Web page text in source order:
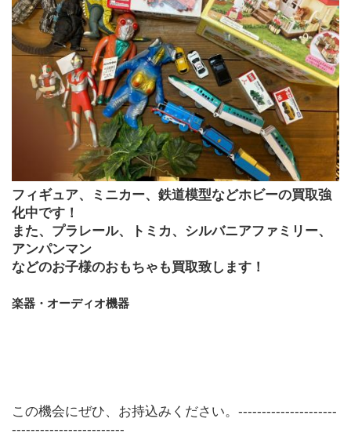
フィギュア、ミニカー、鉄道模型などホビーの買取強
化中です！
また、プラレール、トミカ、シルバニアファミリー、
アンパンマン
などのお子様のおもちゃも買取致します！
楽器・オーディオ機器
この機会にぜひ、お持込みください。---------------------
------------------------